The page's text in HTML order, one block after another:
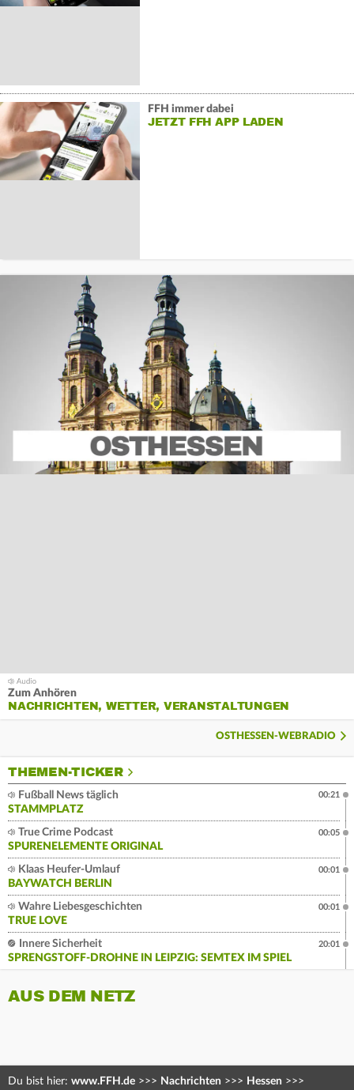
FFH immer dabei
JETZT FFH APP LADEN
Zum Anhören
NACHRICHTEN, WETTER, VERANSTALTUNGEN
OSTHESSEN-WEBRADIO
THEMEN-TICKER
Fußball News täglich
STAMMPLATZ
00:21
True Crime Podcast
SPURENELEMENTE ORIGINAL
00:05
Klaas Heufer-Umlauf
BAYWATCH BERLIN
00:01
Wahre Liebesgeschichten
TRUE LOVE
00:01
Innere Sicherheit
SPRENGSTOFF-DROHNE IN LEIPZIG: SEMTEX IM SPIEL
20:01
AUS DEM NETZ
Du bist hier: www.FFH.de >>> Nachrichten >>> Hessen >>>